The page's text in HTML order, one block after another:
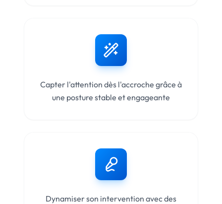
Capter l'attention dès l'accroche grâce à
une posture stable et engageante
Dynamiser son intervention avec des